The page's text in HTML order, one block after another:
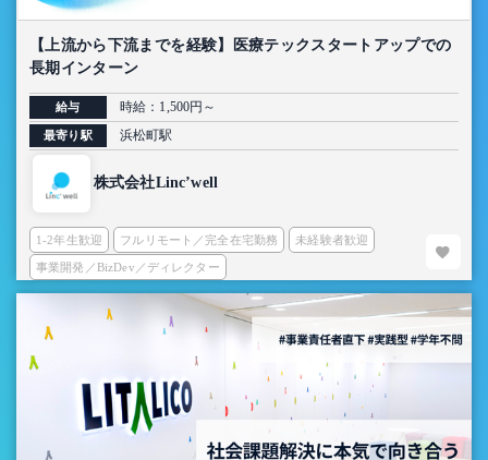
【上流から下流までを経験】医療テックスタートアップでの
長期インターン
給与 時給：1,500円～
最寄り駅 浜松町駅
株式会社Linc’well
1-2年生歓迎 フルリモート／完全在宅勤務 未経験者歓迎
事業開発／BizDev／ディレクター